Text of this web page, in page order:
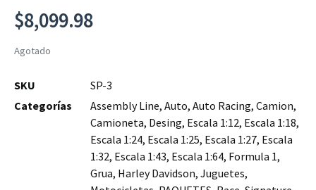
$8,099.98
Agotado
SKU
SP-3
Categorías
Assembly Line, Auto, Auto Racing, Camion,
Camioneta, Desing, Escala 1:12, Escala 1:18,
Escala 1:24, Escala 1:25, Escala 1:27, Escala
1:32, Escala 1:43, Escala 1:64, Formula 1,
Grua, Harley Davidson, Juguetes,